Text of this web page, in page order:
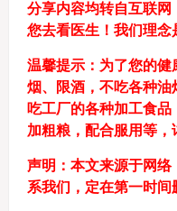
分享内容均转自互联网
您去看医生！我们理念
温馨提示：为了您的
烟、限酒，不吃各种
吃工厂的各种加工食
加粗粮，配合服用等，
声明：本文来源于网
系我们，定在第一时间